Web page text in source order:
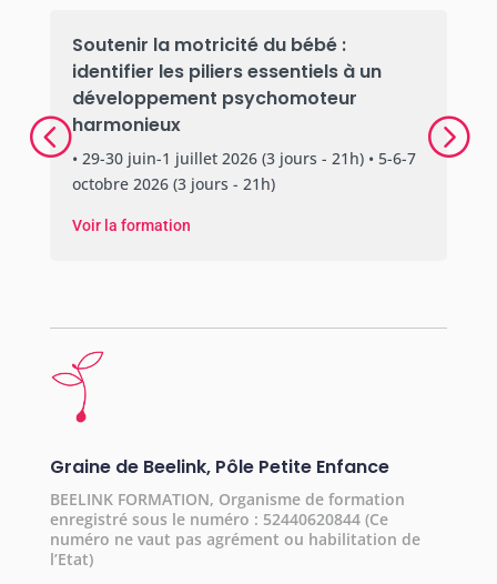
Soutenir la motricité du bébé :
identifier les piliers essentiels à un
développement psychomoteur
harmonieux
• 29-30 juin-1 juillet 2026 (3 jours - 21h) • 5-6-7
octobre 2026 (3 jours - 21h)
Voir la formation
Graine de Beelink, Pôle Petite Enfance
BEELINK FORMATION, Organisme de formation
enregistré sous le numéro : 52440620844 (Ce
numéro ne vaut pas agrément ou habilitation de
l’Etat)